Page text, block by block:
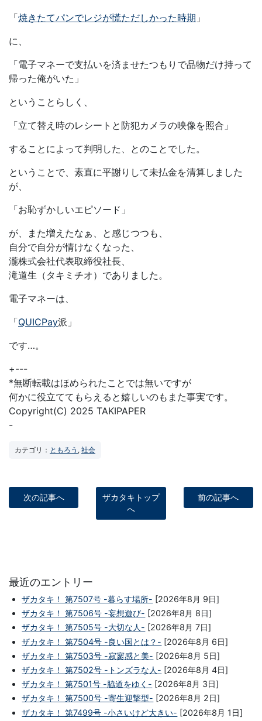
「焼きたてパンでレジが慌ただしかった時期 」
に、
「電子マネーで支払いを済ませたつもりで品物だけ持って
帰った俺がいた」
ということらしく、
「立て替え時のレシートと防犯カメラの映像を照合」
することによって判明した、とのことでした。
ということで、素直に平謝りして未払金を清算しました
が、
「お恥ずかしいエピソード」
が、また増えたなぁ、と感じつつも、
自分で自分が情けなくなった、
瀧株式会社代表取締役社長、
滝道生（タキミチオ）でありました。
電子マネーは、
「QUICPay派」
です…。
+---
*無断転載はほめられたことでは無いですが
何かに役立ててもらえると嬉しいのもまた事実です。
Copyright(C) 2025 TAKIPAPER
-
カテゴリ： ともろう , 社会
次の記事へ
ザカタキトップ
へ
前の記事へ
最近のエントリー
ザカタキ！ 第7507号 -暮らす場所- [2026年8月 9日]
ザカタキ！ 第7506号 -妄想遊び- [2026年8月 8日]
ザカタキ！ 第7505号 -大切な人- [2026年8月 7日]
ザカタキ！ 第7504号 -良い国とは？- [2026年8月 6日]
ザカタキ！ 第7503号 -寂寥感と美- [2026年8月 5日]
ザカタキ！ 第7502号 -トンズラな人- [2026年8月 4日]
ザカタキ！ 第7501号 -脇道をゆく- [2026年8月 3日]
ザカタキ！ 第7500号 -寄生迎撃型- [2026年8月 2日]
ザカタキ！ 第7499号 -小さいけど大きい- [2026年8月 1日]